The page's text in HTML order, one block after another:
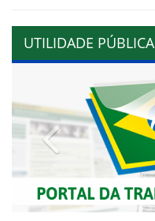
UTILIDADE PÚBLICA
Previous